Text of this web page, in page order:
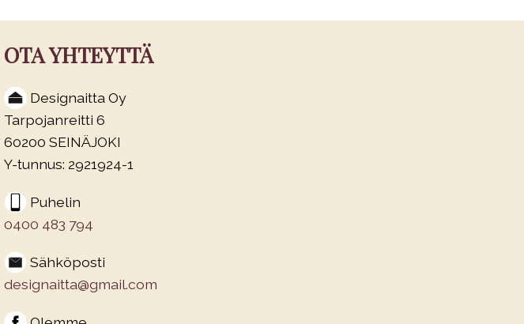
OTA YHTEYTTÄ
Designaitta Oy
Tarpojanreitti 6
60200 SEINÄJOKI
Y-tunnus: 2921924-1
Puhelin
0400 483 794
Sähköposti
designaitta@gmail.com